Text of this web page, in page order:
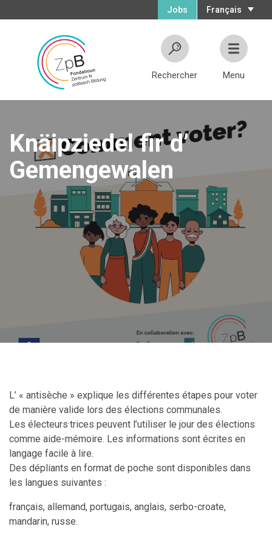
Français
Jobs
Rechercher Menu
Knäipziedel fir d’
Gemengewalen
L’ « antisèche » explique les différentes étapes pour voter
de manière valide lors des élections communales.
Les électeurs·trices peuvent l’utiliser le jour des élections
comme aide-mémoire. Les informations sont écrites en
langage facile à lire.
Des dépliants en format de poche sont disponibles dans
les langues suivantes :
français, allemand, portugais, anglais, serbo-croate,
mandarin, russe.